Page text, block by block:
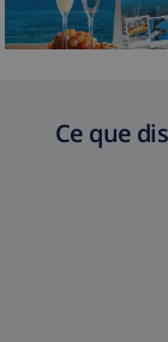
Ce que